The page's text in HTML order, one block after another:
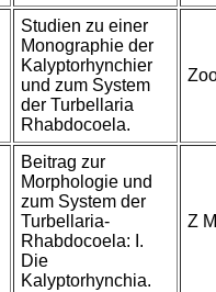
Studien zu einer
Monographie der
Kalyptorhynchier
und zum System
der Turbellaria
Rhabdocoela.
Beitrag zur
Morphologie und
zum System der
Turbellaria-
Rhabdocoela: I.
Die
Kalyptorhynchia.
Z